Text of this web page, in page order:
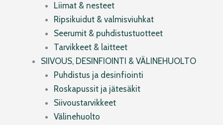
Liimat & nesteet
Ripsikuidut & valmisviuhkat
Seerumit & puhdistustuotteet
Tarvikkeet & laitteet
SIIVOUS, DESINFIOINTI & VÄLINEHUOLTO
Puhdistus ja desinfiointi
Roskapussit ja jätesäkit
Siivoustarvikkeet
Välinehuolto